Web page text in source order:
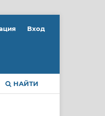
НАЙТИ
Вход